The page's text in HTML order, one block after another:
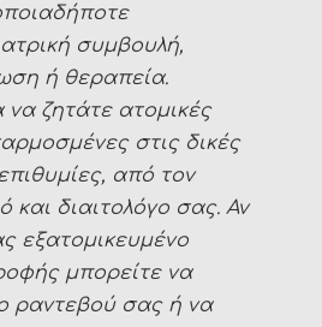
συμβουλή,
ή θεραπεία.
να ζητάτε ατομικές
στις δικές
από τον
και διαιτολόγο σας. Αν
εξατομικευμένο
μπορείτε να
ραντεβού σας ή να